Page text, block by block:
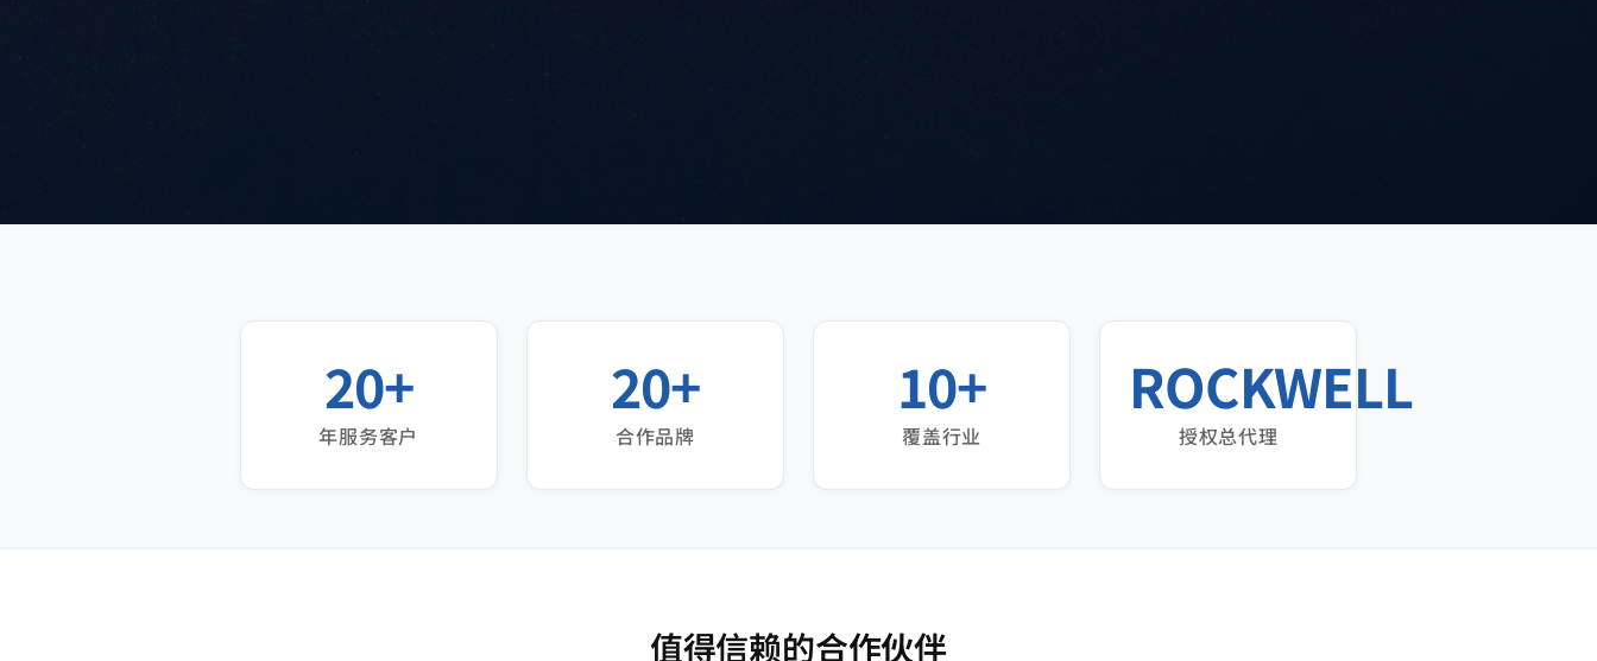
20+
年服务客户
20+
合作品牌
10+
覆盖行业
ROCKWELL
授权总代理
值得信赖的合作伙伴